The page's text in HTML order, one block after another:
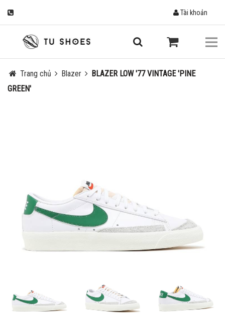
Tài khoản
Trang chủ Blazer
BLAZER LOW '77 VINTAGE 'PINE
GREEN'